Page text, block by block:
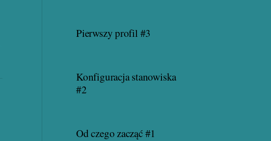
Pierwszy profil #3
Konfiguracja stanowiska
#2
Od czego zacząć #1